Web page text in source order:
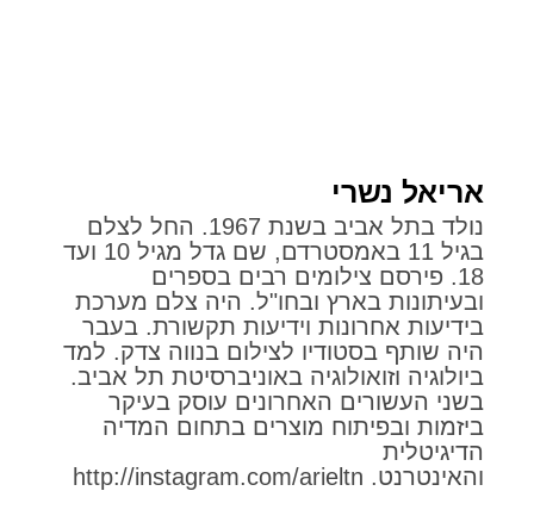
אריאל נשרי
נולד בתל אביב בשנת 1967. החל לצלם
בגיל 11 באמסטרדם, שם גדל מגיל 10 ועד
18. פירסם צילומים רבים בספרים
ובעיתונות בארץ ובחו"ל. היה צלם מערכת
בידיעות אחרונות וידיעות תקשורת. בעבר
היה שותף בסטודיו לצילום בנווה צדק. למד
ביולוגיה וזואולוגיה באוניברסיטת תל אביב.
בשני העשורים האחרונים עוסק בעיקר
ביזמות ובפיתוח מוצרים בתחום המדיה
הדיגיטלית
והאינטרנט. http://instagram.com/arieltn